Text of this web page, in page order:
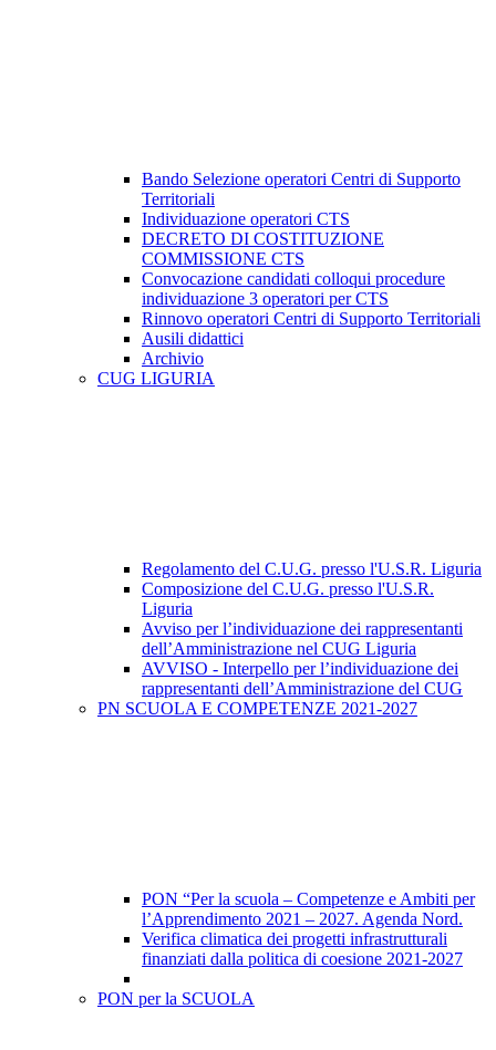
Bando Selezione operatori Centri di Supporto
Territoriali
Individuazione operatori CTS
DECRETO DI COSTITUZIONE
COMMISSIONE CTS
Convocazione candidati colloqui procedure
individuazione 3 operatori per CTS
Rinnovo operatori Centri di Supporto Territoriali
Ausili didattici
Archivio
CUG LIGURIA
Regolamento del C.U.G. presso l'U.S.R. Liguria
Composizione del C.U.G. presso l'U.S.R.
Liguria
Avviso per l’individuazione dei rappresentanti
dell’Amministrazione nel CUG Liguria
AVVISO - Interpello per l’individuazione dei
rappresentanti dell’Amministrazione del CUG
PN SCUOLA E COMPETENZE 2021-2027
PON “Per la scuola – Competenze e Ambiti per
l’Apprendimento 2021 – 2027. Agenda Nord.
Verifica climatica dei progetti infrastrutturali
finanziati dalla politica di coesione 2021-2027
PON per la SCUOLA